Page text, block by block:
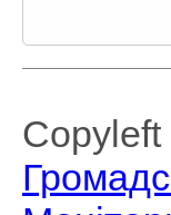
Copyleft